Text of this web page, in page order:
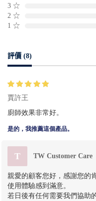
3 ☆
2 ☆
1 ☆
評價 (8)
賈許王
廚師效果非常好。
是的，我推薦這個產品。
T TW Customer Care
親愛的顧客您好，感謝您的
使用體驗感到滿意。
若日後有任何需要我們協助